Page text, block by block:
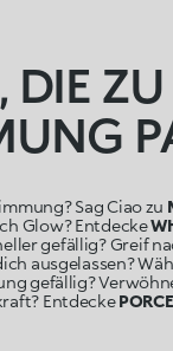
DIE
Sag Ciao zu
Glow? Entdecke
gefällig? Greif
ausgelassen?
gefällig?
Entdecke